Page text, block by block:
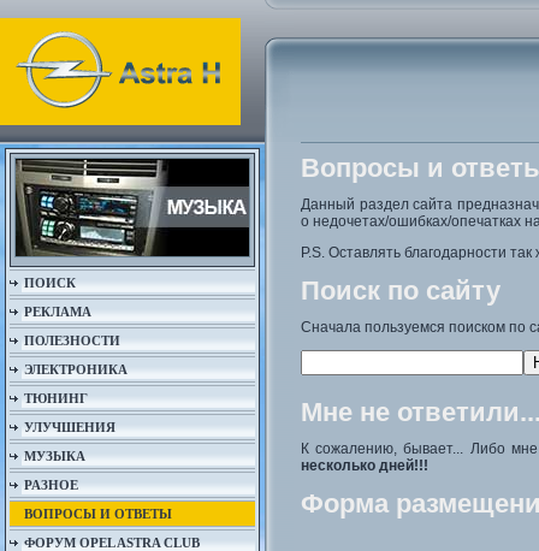
ПОИСК
РЕКЛАМА
ПОЛЕЗНОСТИ
ЭЛЕКТРОНИКА
ТЮНИНГ
УЛУЧШЕНИЯ
МУЗЫКА
РАЗНОЕ
ВОПРОСЫ И ОТВЕТЫ
ФОРУМ OPEL ASTRA CLUB
Вопросы и
Данный раздел сайта
о недочетах/ошибках/опечатках
P.S. Оставлять благодарности
Поиск по сайту
Сначала пользуемся поиском по
Мне не
К сожалению, бывает... Либо
несколько дней!!!
Форма